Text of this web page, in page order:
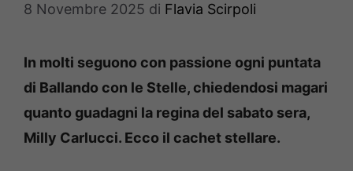
8 Novembre 2025 di Flavia Scirpoli
In molti seguono con passione ogni puntata
di Ballando con le Stelle, chiedendosi magari
quanto guadagni la regina del sabato sera,
Milly Carlucci. Ecco il cachet stellare.